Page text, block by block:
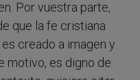
Por vuestra parte,
que la fe cristiana
creado a imagen y
motivo, es digno de